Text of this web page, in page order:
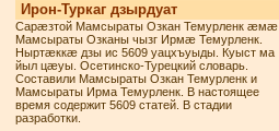
Ирон-Туркаг дзырдуат
Сарæзтой Мамсыраты Озкан Темурленк æмæ
Мамсыраты Озканы чызг Ирмæ Темурленк.
Ныртæккæ дзы ис 5609 уацхъуыды. Куыст ма
йыл цæуы. Осетинско-Турецкий словарь.
Составили Мамсыраты Озкан Темурленк и
Мамсыраты Ирма Темурленк. В настоящее
время содержит 5609 статей. В стадии
разработки.